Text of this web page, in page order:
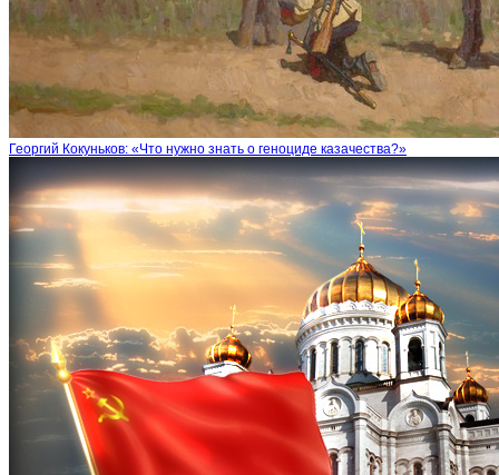
Георгий Кокуньков: «Что нужно знать о геноциде казачества?»